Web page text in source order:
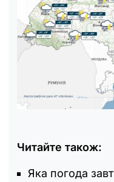
Читайте також:
Яка погода